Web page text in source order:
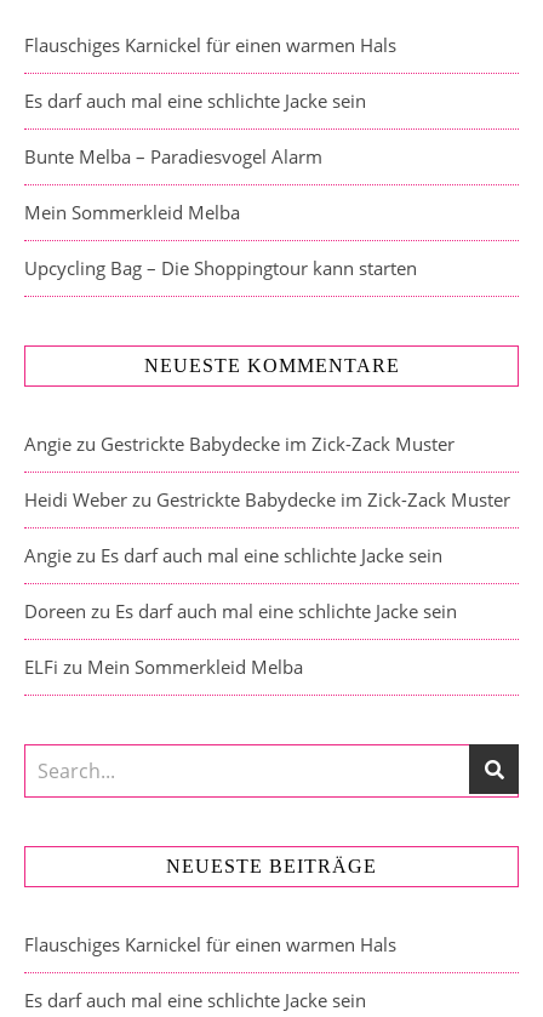
Flauschiges Karnickel für einen warmen Hals
Es darf auch mal eine schlichte Jacke sein
Bunte Melba – Paradiesvogel Alarm
Mein Sommerkleid Melba
Upcycling Bag – Die Shoppingtour kann starten
NEUESTE KOMMENTARE
Angie zu Gestrickte Babydecke im Zick-Zack Muster
Heidi Weber zu Gestrickte Babydecke im Zick-Zack Muster
Angie zu Es darf auch mal eine schlichte Jacke sein
Doreen zu Es darf auch mal eine schlichte Jacke sein
ELFi zu Mein Sommerkleid Melba
NEUESTE BEITRÄGE
Flauschiges Karnickel für einen warmen Hals
Es darf auch mal eine schlichte Jacke sein